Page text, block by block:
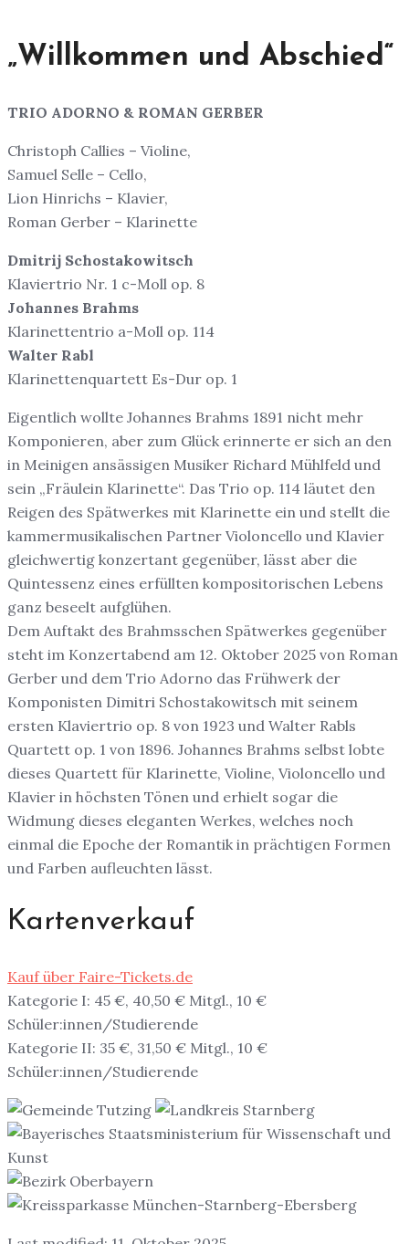
„Willkommen und Abschied“
TRIO ADORNO & ROMAN GERBER
Christoph Callies – Violine,
Samuel Selle – Cello,
Lion Hinrichs – Klavier,
Roman Gerber – Klarinette
Dmitrij Schostakowitsch
Klaviertrio Nr. 1 c-Moll op. 8
Johannes Brahms
Klarinettentrio a-Moll op. 114
Walter Rabl
Klarinettenquartett Es-Dur op. 1
Eigentlich wollte Johannes Brahms 1891 nicht mehr
Komponieren, aber zum Glück erinnerte er sich an den
in Meinigen ansässigen Musiker Richard Mühlfeld und
sein „Fräulein Klarinette“. Das Trio op. 114 läutet den
Reigen des Spätwerkes mit Klarinette ein und stellt die
kammermusikalischen Partner Violoncello und Klavier
gleichwertig konzertant gegenüber, lässt aber die
Quintessenz eines erfüllten kompositorischen Lebens
ganz beseelt aufglühen.
Dem Auftakt des Brahmsschen Spätwerkes gegenüber
steht im Konzertabend am 12. Oktober 2025 von Roman
Gerber und dem Trio Adorno das Frühwerk der
Komponisten Dimitri Schostakowitsch mit seinem
ersten Klaviertrio op. 8 von 1923 und Walter Rabls
Quartett op. 1 von 1896. Johannes Brahms selbst lobte
dieses Quartett für Klarinette, Violine, Violoncello und
Klavier in höchsten Tönen und erhielt sogar die
Widmung dieses eleganten Werkes, welches noch
einmal die Epoche der Romantik in prächtigen Formen
und Farben aufleuchten lässt.
Kartenverkauf
Kauf über Faire-Tickets.de
Kategorie I: 45 €, 40,50 € Mitgl., 10 €
Schüler:innen/Studierende
Kategorie II: 35 €, 31,50 € Mitgl., 10 €
Schüler:innen/Studierende